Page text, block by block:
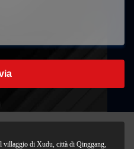
villaggio di Xudu, città di Qinggang,